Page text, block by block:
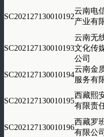
SC202127130010192
云南电
产业有
SC202127130010193
云南无
文化传
公司
SC202127130010194
云南金
服务有
SC202127130010195
西藏熙
有限责
SC202127130010196
西藏罗
有限公司